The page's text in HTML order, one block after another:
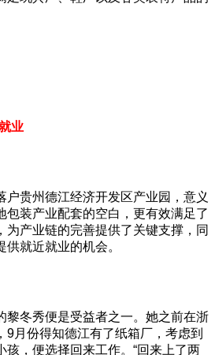
业
户贵州德江经济开发区产业园，意义
包装产业配套的空白，更有效满足了
为产业链的完善提供了关键支撑，同
就近就业的机会。
黎冬秀便是受益者之一。她之前在浙
9月份得知德江有了纸箱厂，考虑到
孩，便选择回来工作。“回来上了两